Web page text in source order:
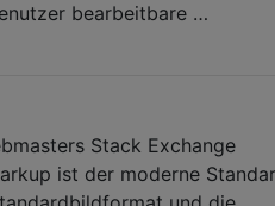
bearbeitbare …
Stack Exchange
ist der moderne